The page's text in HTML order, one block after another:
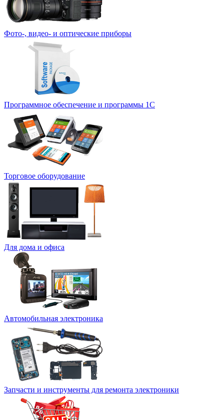
Фото-, видео- и оптические приборы
Программное обеспечение и программы 1С
Торговое оборудование
Для дома и офиса
Автомобильная электроника
Запчасти и инструменты для ремонта электроники